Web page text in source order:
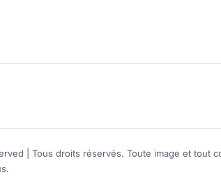
| Tous droits réservés. Toute image et tout